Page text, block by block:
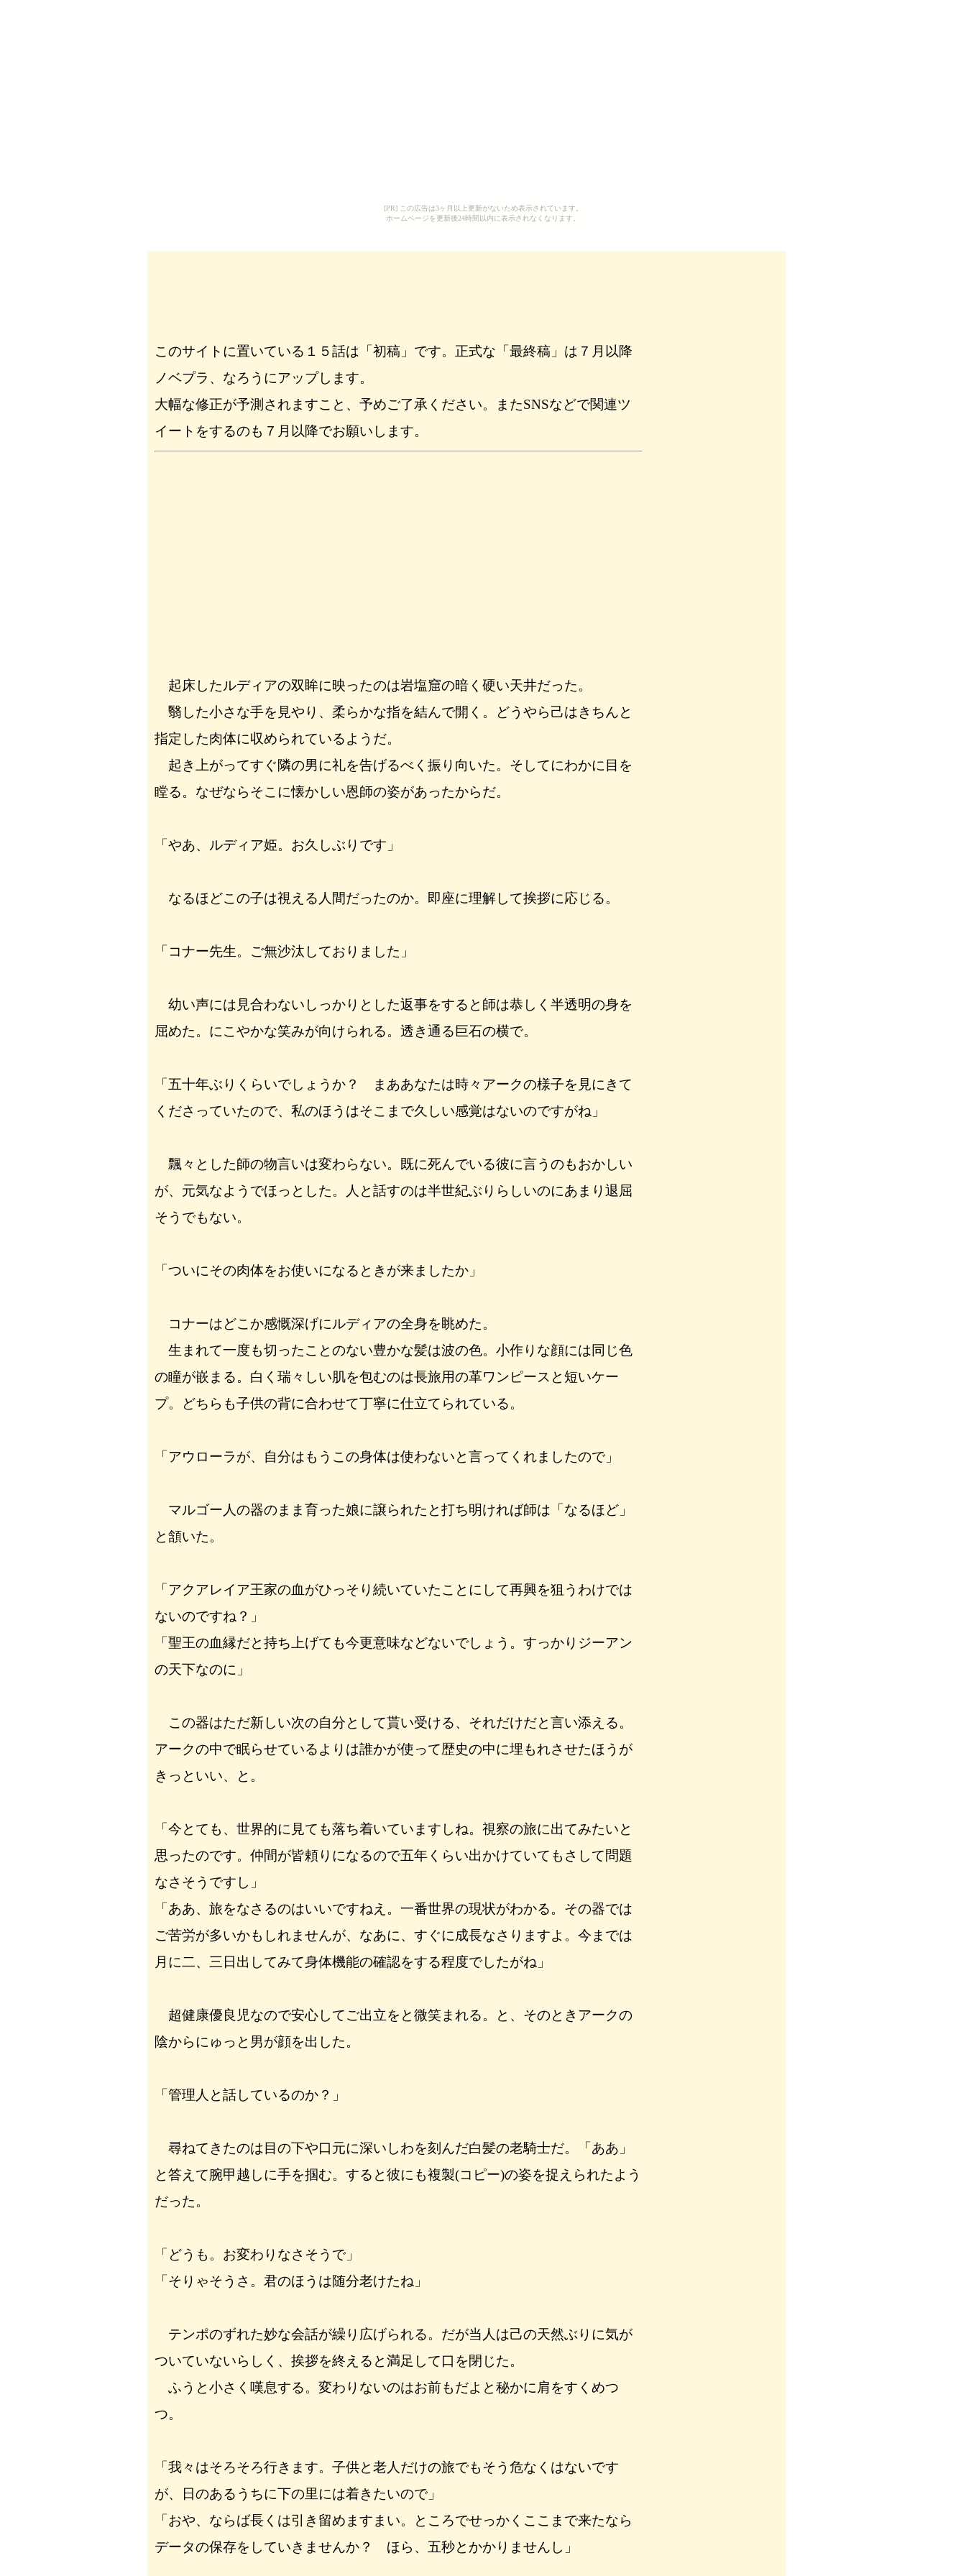
[PR] この広告は3ヶ月以上更新がないため表示されています。
ホームページを更新後24時間以内に表示されなくなります。
このサイトに置いている１５話は「初稿」です。正式な「最終稿」は７月以降
ノベプラ、なろうにアップします。
大幅な修正が予測されますこと、予めご了承ください。またSNSなどで関連ツ
イートをするのも７月以降でお願いします。
起床したルディアの双眸に映ったのは岩塩窟の暗く硬い天井だった。
翳した小さな手を見やり、柔らかな指を結んで開く。どうやら己はきちんと
指定した肉体に収められているようだ。
起き上がってすぐ隣の男に礼を告げるべく振り向いた。そしてにわかに目を
瞠る。なぜならそこに懐かしい恩師の姿があったからだ。
「やあ、ルディア姫。お久しぶりです」
なるほどこの子は視える人間だったのか。即座に理解して挨拶に応じる。
「コナー先生。ご無沙汰しておりました」
幼い声には見合わないしっかりとした返事をすると師は恭しく半透明の身を
屈めた。にこやかな笑みが向けられる。透き通る巨石の横で。
「五十年ぶりくらいでしょうか？ まああなたは時々アークの様子を見にきて
くださっていたので、私のほうはそこまで久しい感覚はないのですがね」
飄々とした師の物言いは変わらない。既に死んでいる彼に言うのもおかしい
が、元気なようでほっとした。人と話すのは半世紀ぶりらしいのにあまり退屈
そうでもない。
「ついにその肉体をお使いになるときが来ましたか」
コナーはどこか感慨深げにルディアの全身を眺めた。
生まれて一度も切ったことのない豊かな髪は波の色。小作りな顔には同じ色
の瞳が嵌まる。白く瑞々しい肌を包むのは長旅用の革ワンピースと短いケー
プ。どちらも子供の背に合わせて丁寧に仕立てられている。
「アウローラが、自分はもうこの身体は使わないと言ってくれましたので」
マルゴー人の器のまま育った娘に譲られたと打ち明ければ師は「なるほど」
と頷いた。
「アクアレイア王家の血がひっそり続いていたことにして再興を狙うわけでは
ないのですね？」
「聖王の血縁だと持ち上げても今更意味などないでしょう。すっかりジーアン
の天下なのに」
この器はただ新しい次の自分として貰い受ける、それだけだと言い添える。
アークの中で眠らせているよりは誰かが使って歴史の中に埋もれさせたほうが
きっといい、と。
「今とても、世界的に見ても落ち着いていますしね。視察の旅に出てみたいと
思ったのです。仲間が皆頼りになるので五年くらい出かけていてもさして問題
なさそうですし」
「ああ、旅をなさるのはいいですねえ。一番世界の現状がわかる。その器では
ご苦労が多いかもしれませんが、なあに、すぐに成長なさりますよ。今までは
月に二、三日出してみて身体機能の確認をする程度でしたがね」
超健康優良児なので安心してご出立をと微笑まれる。と、そのときアークの
陰からにゅっと男が顔を出した。
「管理人と話しているのか？」
尋ねてきたのは目の下や口元に深いしわを刻んだ白髪の老騎士だ。「ああ」
と答えて腕甲越しに手を掴む。すると彼にも複製(コピー)の姿を捉えられたよう
だった。
「どうも。お変わりなさそうで」
「そりゃそうさ。君のほうは随分老けたね」
テンポのずれた妙な会話が繰り広げられる。だが当人は己の天然ぶりに気が
ついていないらしく、挨拶を終えると満足して口を閉じた。
ふうと小さく嘆息する。変わりないのはお前もだよと秘かに肩をすくめつ
つ。
「我々はそろそろ行きます。子供と老人だけの旅でもそう危なくはないです
が、日のあるうちに下の里には着きたいので」
「おや、ならば長くは引き留めますまい。ところでせっかくここまで来たなら
データの保存をしていきませんか？ ほら、五秒とかかりませんし」